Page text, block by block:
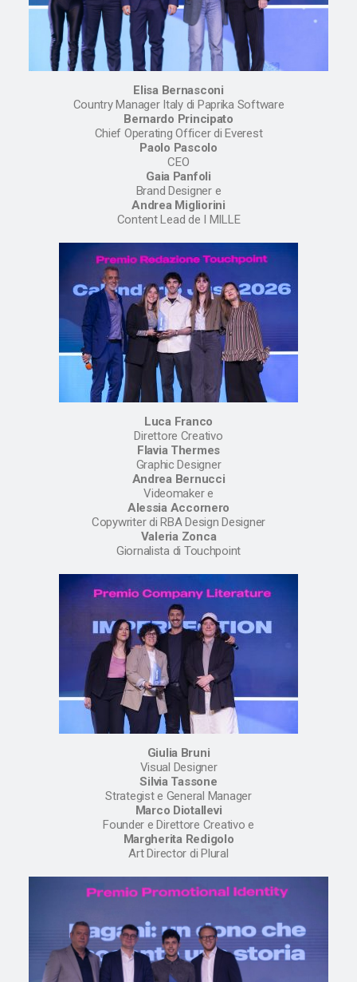
Elisa Bernasconi
Country Manager Italy di Paprika Software
Bernardo Principato
Chief Operating Officer di Everest
Paolo Pascolo
CEO
Gaia Panfoli
Brand Designer e
Andrea Migliorini
Content Lead de I MILLE
Luca Franco
Direttore Creativo
Flavia Thermes
Graphic Designer
Andrea Bernucci
Videomaker e
Alessia Accornero
Copywriter di RBA Design Designer
Valeria Zonca
Giornalista di Touchpoint
Giulia Bruni
Visual Designer
Silvia Tassone
Strategist e General Manager
Marco Diotallevi
Founder e Direttore Creativo e
Margherita Redigolo
Art Director di Plural